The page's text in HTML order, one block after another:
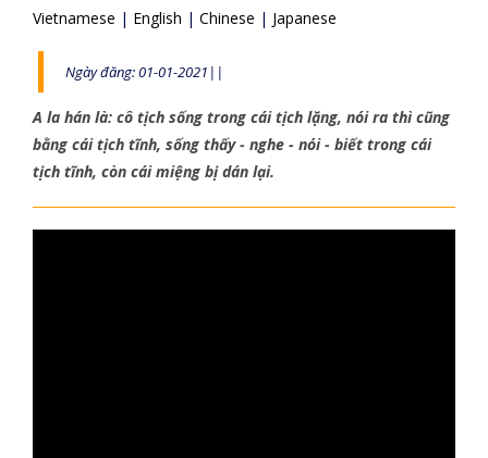
Vietnamese | English | Chinese | Japanese
Ngày đăng: 01-01-2021||
A la hán là: cô tịch sống trong cái tịch lặng, nói ra thì cũng
bằng cái tịch tĩnh, sống thấy - nghe - nói - biết trong cái
tịch tĩnh, còn cái miệng bị dán lại.